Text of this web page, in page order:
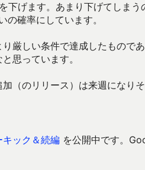
下げます。あまり下げてしま
確率にしています。
厳しい条件で達成したもので
思っています。
（のリリース）は来週になりそ
キック＆続編 を公開中です。